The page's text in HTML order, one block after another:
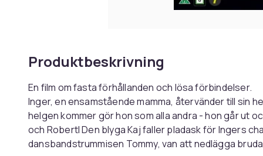
Produktbeskrivning
En film om fasta förhållanden och lösa förbindelser.
Inger, en ensamstående mamma, återvänder till sin
helgen kommer gör hon som alla andra - hon går ut
och Robertl Den blyga Kaj faller pladask för Ingers
dansbandstrummisen Tommy, van att nedlägga